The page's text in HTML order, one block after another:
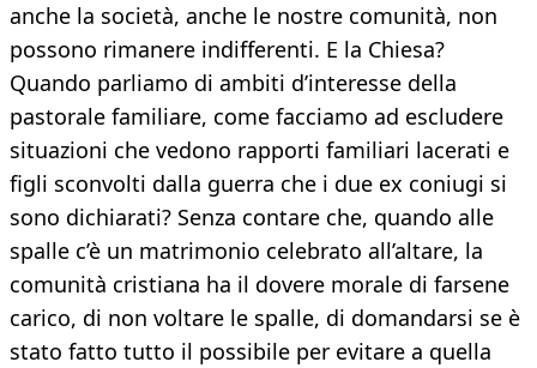
anche la società, anche le nostre comunità, non
possono rimanere indifferenti. E la Chiesa?
Quando parliamo di ambiti d’interesse della
pastorale familiare, come facciamo ad escludere
situazioni che vedono rapporti familiari lacerati e
figli sconvolti dalla guerra che i due ex coniugi si
sono dichiarati? Senza contare che, quando alle
spalle c’è un matrimonio celebrato all’altare, la
comunità cristiana ha il dovere morale di farsene
carico, di non voltare le spalle, di domandarsi se è
stato fatto tutto il possibile per evitare a quella